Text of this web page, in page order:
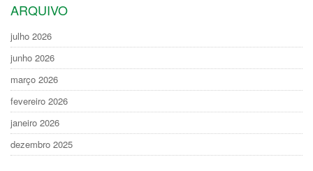
ARQUIVO
julho 2026
junho 2026
março 2026
fevereiro 2026
janeiro 2026
dezembro 2025